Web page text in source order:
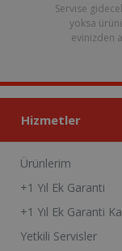
Servise
yoksa
evinizden
Hizmetler
Ürünlerim
+1 Yıl Ek Garanti
+1 Yıl Ek Garanti
Yetkili Servisler